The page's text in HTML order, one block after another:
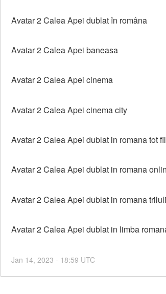
Avatar 2 Calea Apei dublat în româna
Avatar 2 Calea Apei baneasa
Avatar 2 Calea Apei cinema
Avatar 2 Calea Apei cinema city
Avatar 2 Calea Apei dublat in romana tot
Avatar 2 Calea Apei dublat in romana
Avatar 2 Calea Apei dublat in romana
Avatar 2 Calea Apei dublat in limba
Jan 14, 2023 - 18:59 UTC